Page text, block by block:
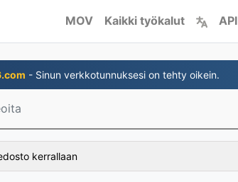
MOV Kaikki työkalut API
- Sinun verkkotunnuksesi on tehty oikein.
kerrallaan